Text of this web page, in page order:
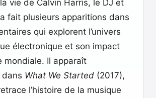
vie de Calvin Harris, le DJ et
fait plusieurs apparitions dans
qui explorent l’univers
électronique et son impact
mondiale. Il apparaît
What We Started (2017),
l’histoire de la musique